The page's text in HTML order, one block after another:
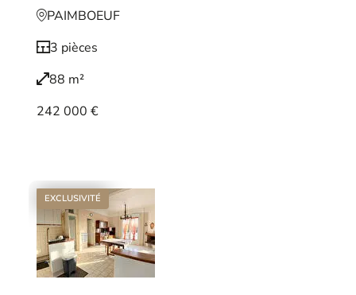
PAIMBOEUF
3 pièces
88 m²
242 000 €
EXCLUSIVITÉ